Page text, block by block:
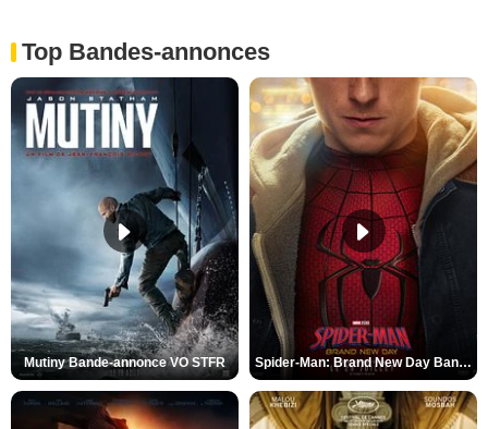
Top Bandes-annonces
Mutiny Bande-annonce VO STFR Spider-Man: Brand New Day Bande-annonce VO STFR